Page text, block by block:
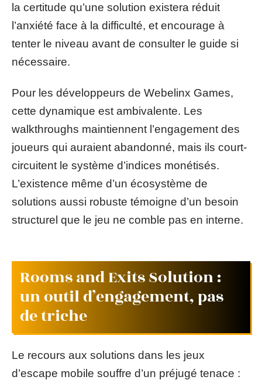
la certitude qu’une solution existera réduit
l’anxiété face à la difficulté, et encourage à
tenter le niveau avant de consulter le guide si
nécessaire.
Pour les développeurs de Webelinx Games,
cette dynamique est ambivalente. Les
walkthroughs maintiennent l’engagement des
joueurs qui auraient abandonné, mais ils court-
circuitent le système d’indices monétisés.
L’existence même d’un écosystème de
solutions aussi robuste témoigne d’un besoin
structurel que le jeu ne comble pas en interne.
Rooms and Exits Solution :
un outil d’engagement, pas
de triche
Le recours aux solutions dans les jeux
d’escape mobile souffre d’un préjugé tenace :